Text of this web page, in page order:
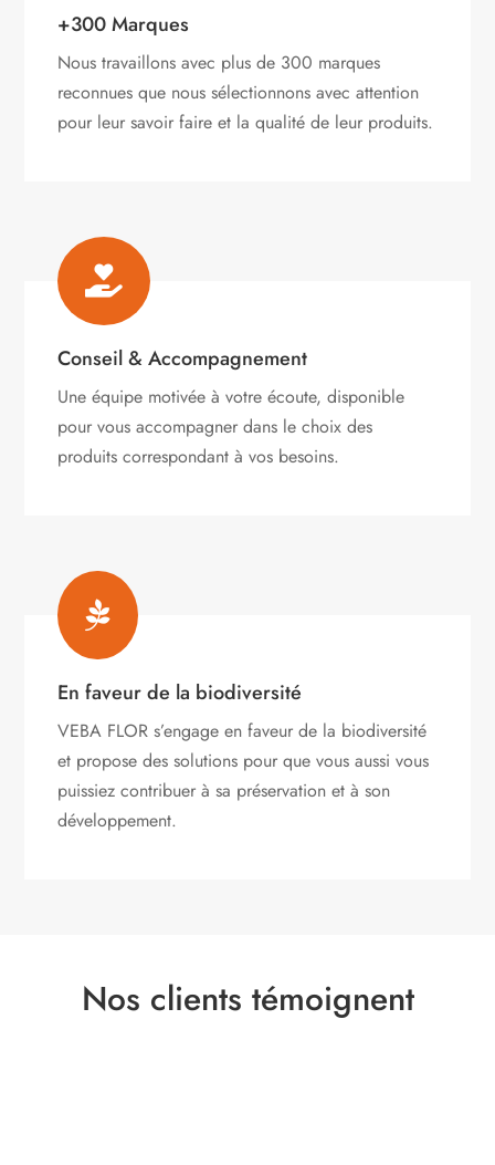
+300 Marques
Nous travaillons avec plus de 300 marques
reconnues que nous sélectionnons avec attention
pour leur savoir faire et la qualité de leur produits.

Conseil & Accompagnement
Une équipe motivée à votre écoute, disponible
pour vous accompagner dans le choix des
produits correspondant à vos besoins.

En faveur de la biodiversité
VEBA FLOR s’engageen faveur de la biodiversité
et propose des solutions pour que vous aussi vous
puissiez contribuer à sa préservation et à son
développement.
Nos clients témoignent